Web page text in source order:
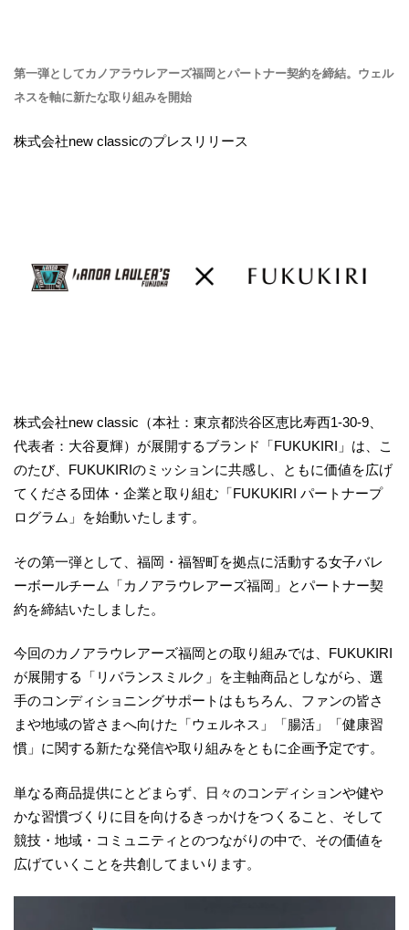
第一弾としてカノアラウレアーズ福岡とパートナー契約を締結。ウェル
ネスを軸に新たな取り組みを開始
株式会社new classicのプレスリリース
株式会社new classic（本社：東京都渋谷区恵比寿西1-30-9、
代表者：大谷夏輝）が展開するブランド「FUKUKIRI」は、こ
のたび、FUKUKIRIのミッションに共感し、ともに価値を広げ
てくださる団体・企業と取り組む「FUKUKIRI パートナープ
ログラム」を始動いたします。
その第一弾として、福岡・福智町を拠点に活動する女子バレ
ーボールチーム「カノアラウレアーズ福岡」とパートナー契
約を締結いたしました。
今回のカノアラウレアーズ福岡との取り組みでは、FUKUKIRI
が展開する「リバランスミルク」を主軸商品としながら、選
手のコンディショニングサポートはもちろん、ファンの皆さ
まや地域の皆さまへ向けた「ウェルネス」「腸活」「健康習
慣」に関する新たな発信や取り組みをともに企画予定です。
単なる商品提供にとどまらず、日々のコンディションや健や
かな習慣づくりに目を向けるきっかけをつくること、そして
競技・地域・コミュニティとのつながりの中で、その価値を
広げていくことを共創してまいります。